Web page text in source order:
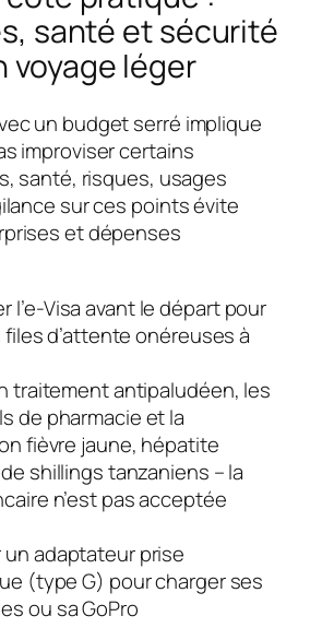
santé et sécurité
voyage léger
un budget serré implique
improviser certains
santé, risques, usages
sur ces points évite
et dépenses
l’e-Visa avant le départ pour
d’attente onéreuses à
traitement antipaludéen, les
de pharmacie et la
fièvre jaune, hépatite
shillings tanzaniens – la
n’est pas acceptée
un adaptateur prise
(type G) pour charger ses
ou sa GoPro